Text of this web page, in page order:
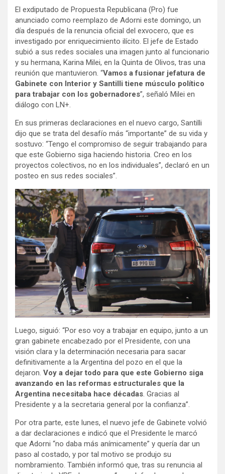
El exdiputado de Propuesta Republicana (Pro) fue
anunciado como reemplazo de Adorni este domingo, un
día después de la renuncia oficial del exvocero, que es
investigado por enriquecimiento ilícito. El jefe de Estado
subió a sus redes sociales una imagen junto al funcionario
y su hermana, Karina Milei, en la Quinta de Olivos, tras una
reunión que mantuvieron. “Vamos a fusionar jefatura de
Gabinete con Interior y Santilli tiene músculo político
para trabajar con los gobernadores”, señaló Milei en
diálogo con LN+.
En sus primeras declaraciones en el nuevo cargo, Santilli
dijo que se trata del desafío más “importante” de su vida y
sostuvo: “Tengo el compromiso de seguir trabajando para
que este Gobierno siga haciendo historia. Creo en los
proyectos colectivos, no en los individuales”, declaró en un
posteo en sus redes sociales”.
Luego, siguió: “Por eso voy a trabajar en equipo, junto a un
gran gabinete encabezado por el Presidente, con una
visión clara y la determinación necesaria para sacar
definitivamente a la Argentina del pozo en el que la
dejaron. Voy a dejar todo para que este Gobierno siga
avanzando en las reformas estructurales que la
Argentina necesitaba hace décadas. Gracias al
Presidente y a la secretaria general por la confianza”.
Por otra parte, este lunes, el nuevo jefe de Gabinete volvió
a dar declaraciones e indicó que el Presidente le marcó
que Adorni “no daba más anímicamente” y quería dar un
paso al costado, y por tal motivo se produjo su
nombramiento. También informó que, tras su renuncia al